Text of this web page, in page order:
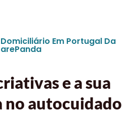
e a sua
autocuidado